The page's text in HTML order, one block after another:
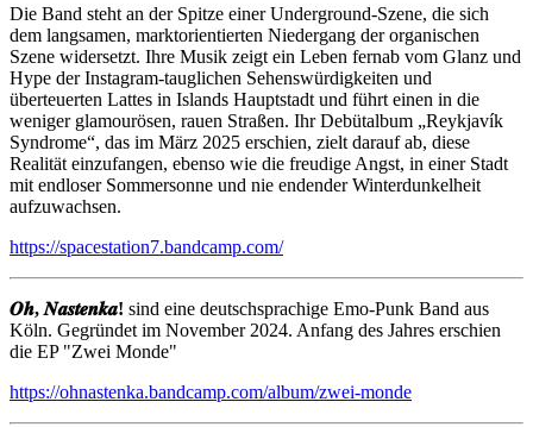
Die Band steht an der Spitze einer Underground-Szene, die sich
dem langsamen, marktorientierten Niedergang der organischen
Szene widersetzt. Ihre Musik zeigt ein Leben fernab vom Glanz und
Hype der Instagram-tauglichen Sehenswürdigkeiten und
überteuerten Lattes in Islands Hauptstadt und führt einen in die
weniger glamourösen, rauen Straßen. Ihr Debütalbum „Reykjavík
Syndrome“, das im März 2025 erschien, zielt darauf ab, diese
Realität einzufangen, ebenso wie die freudige Angst, in einer Stadt
mit endloser Sommersonne und nie endender Winterdunkelheit
aufzuwachsen.
https://spacestation7.bandcamp.com/
𝑶𝒉, 𝑵𝒂𝒔𝒕𝒆𝒏𝒌𝒂! sind eine deutschsprachige Emo-Punk Band aus
Köln. Gegründet im November 2024. Anfang des Jahres erschien
die EP "Zwei Monde"
https://ohnastenka.bandcamp.com/album/zwei-monde